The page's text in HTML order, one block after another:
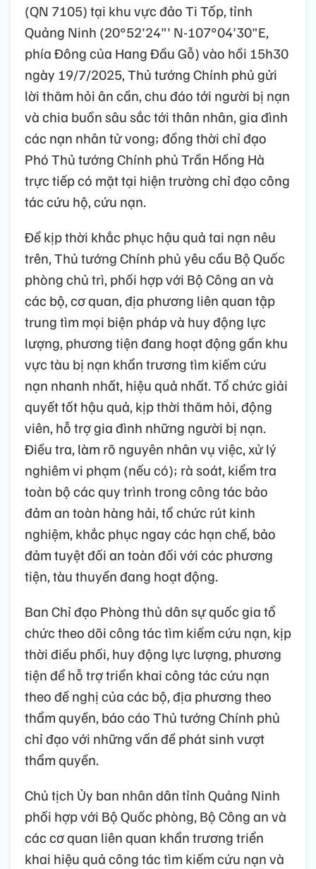
(QN 7105) tại khu vực đảo Ti Tốp, tỉnh
Quảng Ninh (20°52'24"' N-107°04'30"E,
phía Đông của Hang Đầu Gỗ) vào hồi 15h30
ngày 19/7/2025, Thủ tướng Chính phủ gửi
lời thăm hỏi ân cần, chu đáo tới người bị nạn
và chia buồn sâu sắc tới thân nhân, gia đình
các nạn nhân tử vong; đồng thời chỉ đạo
Phó Thủ tướng Chính phủ Trần Hồng Hà
trực tiếp có mặt tại hiện trường chỉ đạo công
tác cứu hộ, cứu nạn.
Để kịp thời khắc phục hậu quả tai nạn nêu
trên, Thủ tướng Chính phủ yêu cầu Bộ Quốc
phòng chủ trì, phối hợp với Bộ Công an và
các bộ, cơ quan, địa phương liên quan tập
trung tìm mọi biện pháp và huy động lực
lượng, phương tiện đang hoạt động gần khu
vực tàu bị nạn khẩn trương tìm kiếm cứu
nạn nhanh nhất, hiệu quả nhất. Tổ chức giải
quyết tốt hậu quả, kịp thời thăm hỏi, động
viên, hỗ trợ gia đình những người bị nạn.
Điều tra, làm rõ nguyên nhân vụ việc, xử lý
nghiêm vi phạm (nếu có); rà soát, kiểm tra
toàn bộ các quy trình trong công tác bảo
đảm an toàn hàng hải, tổ chức rút kinh
nghiệm, khắc phục ngay các hạn chế, bảo
đảm tuyệt đối an toàn đối với các phương
tiện, tàu thuyền đang hoạt động.
Ban Chỉ đạo Phòng thủ dân sự quốc gia tổ
chức theo dõi công tác tìm kiếm cứu nạn, kịp
thời điều phối, huy động lực lượng, phương
tiện để hỗ trợ triển khai công tác cứu nạn
theo đề nghị của các bộ, địa phương theo
thẩm quyền, báo cáo Thủ tướng Chính phủ
chỉ đạo với những vấn đề phát sinh vượt
thẩm quyền.
Chủ tịch Ủy ban nhân dân tỉnh Quảng Ninh
phối hợp với Bộ Quốc phòng, Bộ Công an và
các cơ quan liên quan khẩn trương triển
khai hiệu quả công tác tìm kiếm cứu nạn và